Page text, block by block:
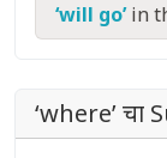
‘will go’in
‘where’